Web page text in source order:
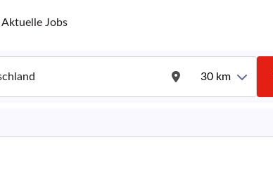
Aktuelle Jobs
30 km